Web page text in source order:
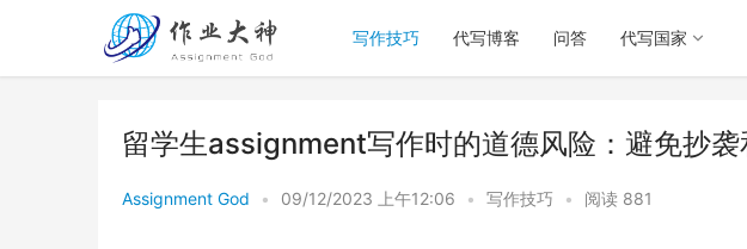
写作技巧 代写博客 问答 代写国家
留学生assignment写作时的道德风险：避免抄袭
Assignment God • 09/12/2023 上午12:06 • 写作技巧 • 阅读 881